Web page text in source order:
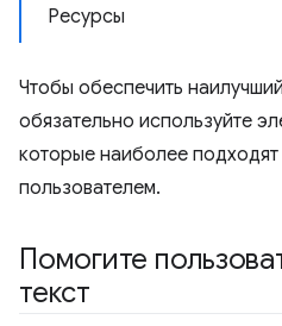
Ресурсы
Чтобы обеспечить
обязательно используйте
которые наиболее
пользователем.
Помогите
текст